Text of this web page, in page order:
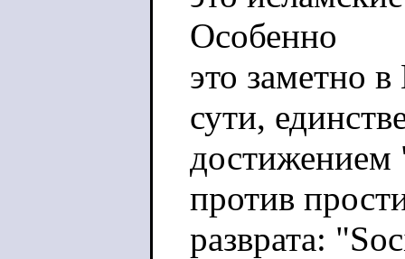
Особенно
это заметно
сути,
против
разврата: